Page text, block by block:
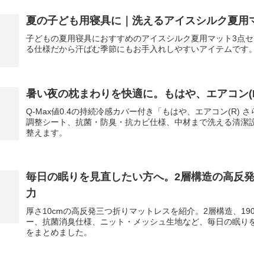
夏の子ども用寝具に｜洗えるアイスシルク夏用
子どもの夏用寝具におすすめのアイスシルク夏用マット3点
る仕様だから汗ばむ季節にもお手入れしやすいアイテムです。
暑い夜の枕まわりを快適に。もはや、エアコン
Q-Max値0.4の持続冷感カバー付き「もはや、エアコン(R) さ
調整シート、抗菌・防臭・抗カビ仕様、中材まで洗える清潔
整えます。
毎日の眠りを見直したい方へ。2層構造の高反
力
厚さ10cmの高反発三つ折りマットレスを紹介。2層構造、
ー、抗菌消臭仕様、ニット・メッシュ生地など、毎日の眠り
をまとめました。